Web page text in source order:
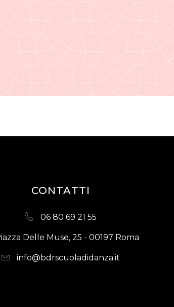
CONTATTI
06 80 69 21 55
Delle Muse, 25 - 00197 Roma
info@bdrscuoladidanza.it